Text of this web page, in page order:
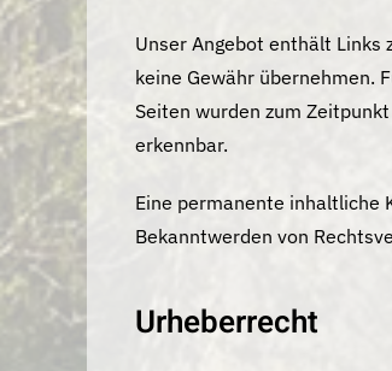
Unser Angebot enthält
keine Gewähr übernehmen.
Seiten wurden zum
erkennbar.
Eine permanente inhaltliche
Bekanntwerden von
Urheberrecht